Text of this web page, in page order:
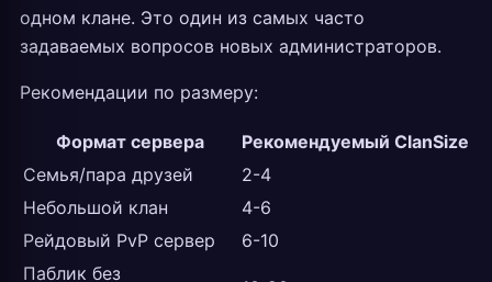
одном клане. Это один из самых часто
задаваемых вопросов новых администраторов.
Рекомендации по размеру:
Формат сервера
Рекомендуемый ClanSize
Семья/пара друзей
2-4
Небольшой клан
4-6
Рейдовый PvP сервер
6-10
Паблик без